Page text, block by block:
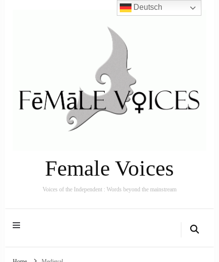
Female Voices
Voices of the Independent : Words beyond the mainstream
Deutsch